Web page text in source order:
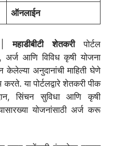
ऑनलाईन
महाडीबीटी शेतकरीपोर्टल
अर्ज आणि विविध कृषी योजना
केलेल्या अनुदानांची माहिती घेणे
या पोर्टलद्वारे शेतकरी पीक
सिंचन सुविधा आणि कृषी
योजनांसाठी अर्ज करू